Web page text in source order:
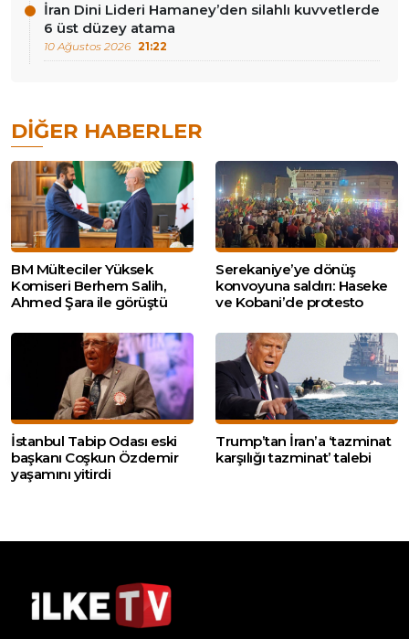
İran Dini Lideri Hamaney’den silahlı kuvvetlerde
6 üst düzey atama
10 Ağustos 2026 21:22
DIĞER HABERLER
BM Mülteciler Yüksek
Komiseri Berhem Salih,
Ahmed Şara ile görüştü
Serekaniye’ye dönüş
konvoyuna saldırı: Haseke
ve Kobani’de protesto
İstanbul Tabip Odası eski
başkanı Coşkun Özdemir
yaşamını yitirdi
Trump’tan İran’a ‘tazminat
karşılığı tazminat’ talebi